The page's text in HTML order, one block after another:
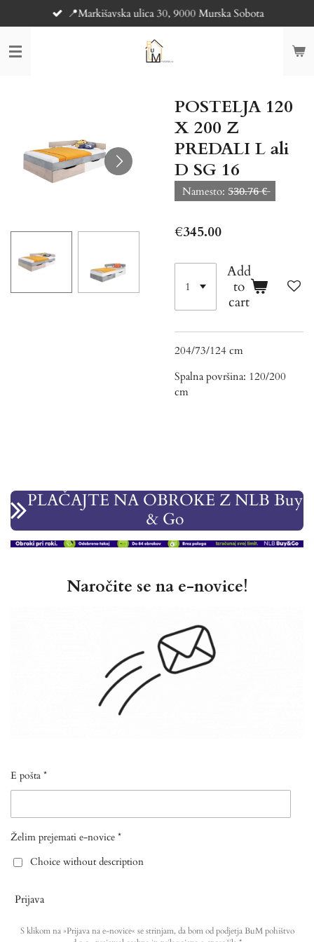
to
main
content
📍Markišavska ulica 30, 9000 Murska Sobota
POSTELJA 120
X 200 Z
PREDALI L ali
D SG 16
Namesto: 5̶3̶0̶.̶7̶6̶ €̶
€345.00
Add
to
cart
204/73/124 cm
Spalna površina: 120/200
cm
PLAČAJTE NA OBROKE Z NLB Buy
& Go
Naročite se na e-novice!
E pošta *
Želim prejemati e-novice *
Choice without description
Prijava
S klikom na »Prijava na e-novice« se strinjam, da bom od podjetja BuM pohištvo